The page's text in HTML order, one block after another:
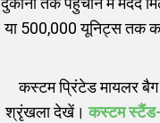
या 500,000 यूनिट्स तक का
कस्टम प्रिंटेड मायलर
श्रृंखला देखें।कस्टम